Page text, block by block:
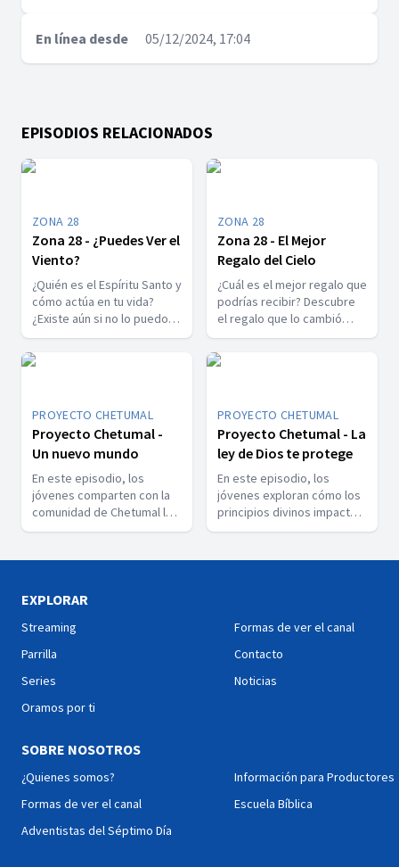
En línea desde 05/12/2024, 17:04
EPISODIOS RELACIONADOS
ZONA 28
Zona 28 - ¿Puedes Ver el
Viento?
¿Quién es el Espíritu Santo y
cómo actúa en tu vida?
¿Existe aún si no lo puedo
ver?
ZONA 28
Zona 28 - El Mejor
Regalo del Cielo
¿Cuál es el mejor regalo que
podrías recibir? Descubre
el regalo que lo cambió
todo.
PROYECTO CHETUMAL
Proyecto Chetumal -
Un nuevo mundo
En este episodio, los
jóvenes comparten con la
comunidad de Chetumal la
promesa de una vida eterna
ni tristeza.
PROYECTO CHETUMAL
Proyecto Chetumal - La
ley de Dios te protege
En este episodio, los
jóvenes exploran cómo los
principios divinos impactan
la vida de las personas en
obedecer a Dios no es una
EXPLORAR
Streaming
Parrilla
Series
Oramos por ti
Formas de ver el canal
Contacto
Noticias
SOBRE NOSOTROS
¿Quienes somos?
Formas de ver el canal
Adventistas del Séptimo Día
Información para Productores
Escuela Bíblica